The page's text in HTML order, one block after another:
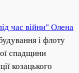
час війни" Олена
і флоту
спадщини
козацького